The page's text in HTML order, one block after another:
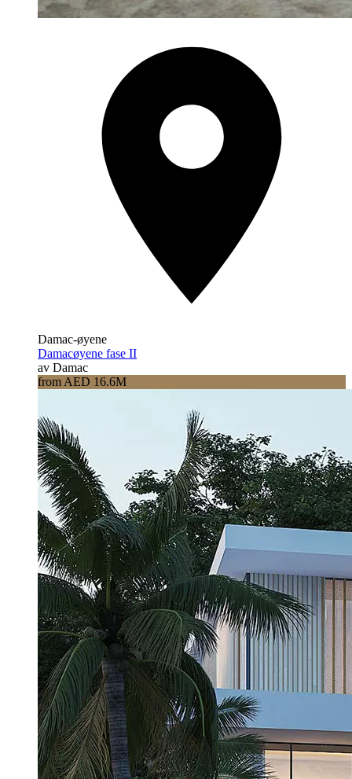
Damac-øyene
Damacøyene fase II
av Damac
from AED 16.6M